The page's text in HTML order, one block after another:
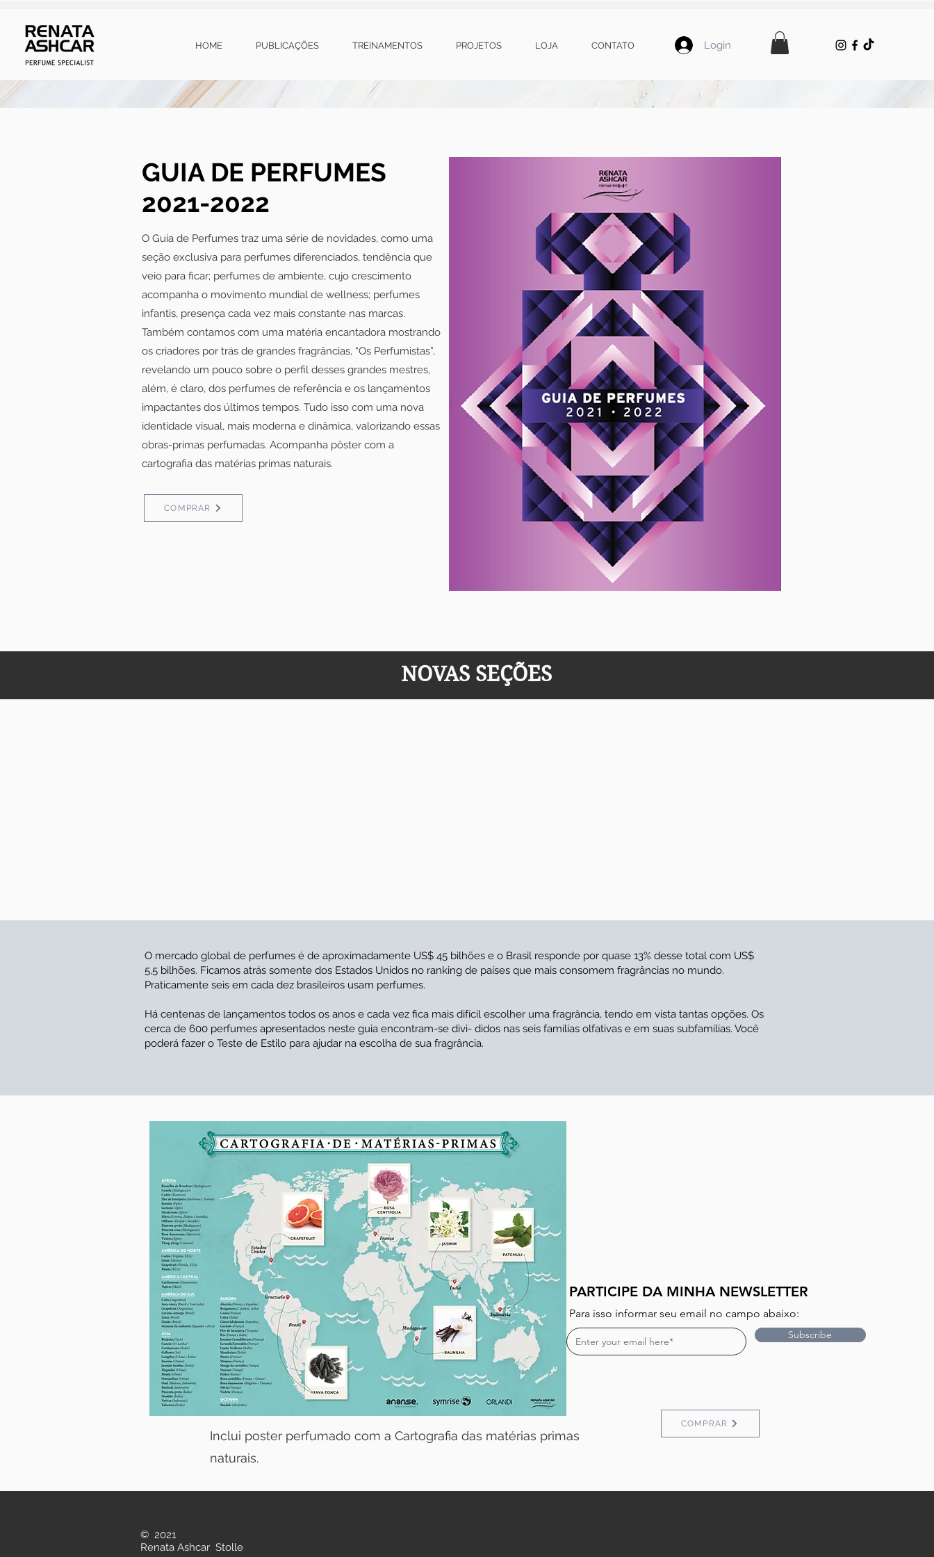
HOME PUBLICAÇÕES TREINAMENTOS PROJETOS LOJA CONTATO Login
GUIA DE PERFUMES
2021-2022
O Guia de Perfumes traz uma série de novidades, como uma
seção exclusiva para perfumes diferenciados, tendência que
veio para ficar; perfumes de ambiente, cujo crescimento
acompanha o movimento mundial de wellness; perfumes
infantis, presença cada vez mais constante nas marcas.
Também contamos com uma matéria encantadora mostrando
os criadores por trás de grandes fragrâncias, “Os Perfumistas”,
revelando um pouco sobre o perfil desses grandes mestres,
além, é claro, dos perfumes de referência e os lançamentos
impactantes dos últimos tempos. Tudo isso com uma nova
identidade visual, mais moderna e dinâmica, valorizando essas
obras-primas perfumadas. Acompanha pôster com a
cartografia das matérias primas naturais.
COMPRAR
NOVAS SEÇÕES
O mercado global de perfumes é de aproximadamente US$ 45 bilhões e o Brasil responde por quase 13% desse total com US$
5,5 bilhões. Ficamos atrás somente dos Estados Unidos no ranking de países que mais consomem fragrâncias no mundo.
Praticamente seis em cada dez brasileiros usam perfumes.
Há centenas de lançamentos todos os anos e cada vez fica mais difícil escolher uma fragrância, tendo em vista tantas opções. Os
cerca de 600 perfumes apresentados neste guia encontram-se divi- didos nas seis famílias olfativas e em suas subfamílias. Você
poderá fazer o Teste de Estilo para ajudar na escolha de sua fragrância.
Inclui poster perfumado com a Cartografia das matérias primas
naturais.
PARTICIPE DA MINHA NEWSLETTER
Para isso informar seu email no campo abaixo:
Subscribe
COMPRAR
© 2021
Renata Ashcar Stolle